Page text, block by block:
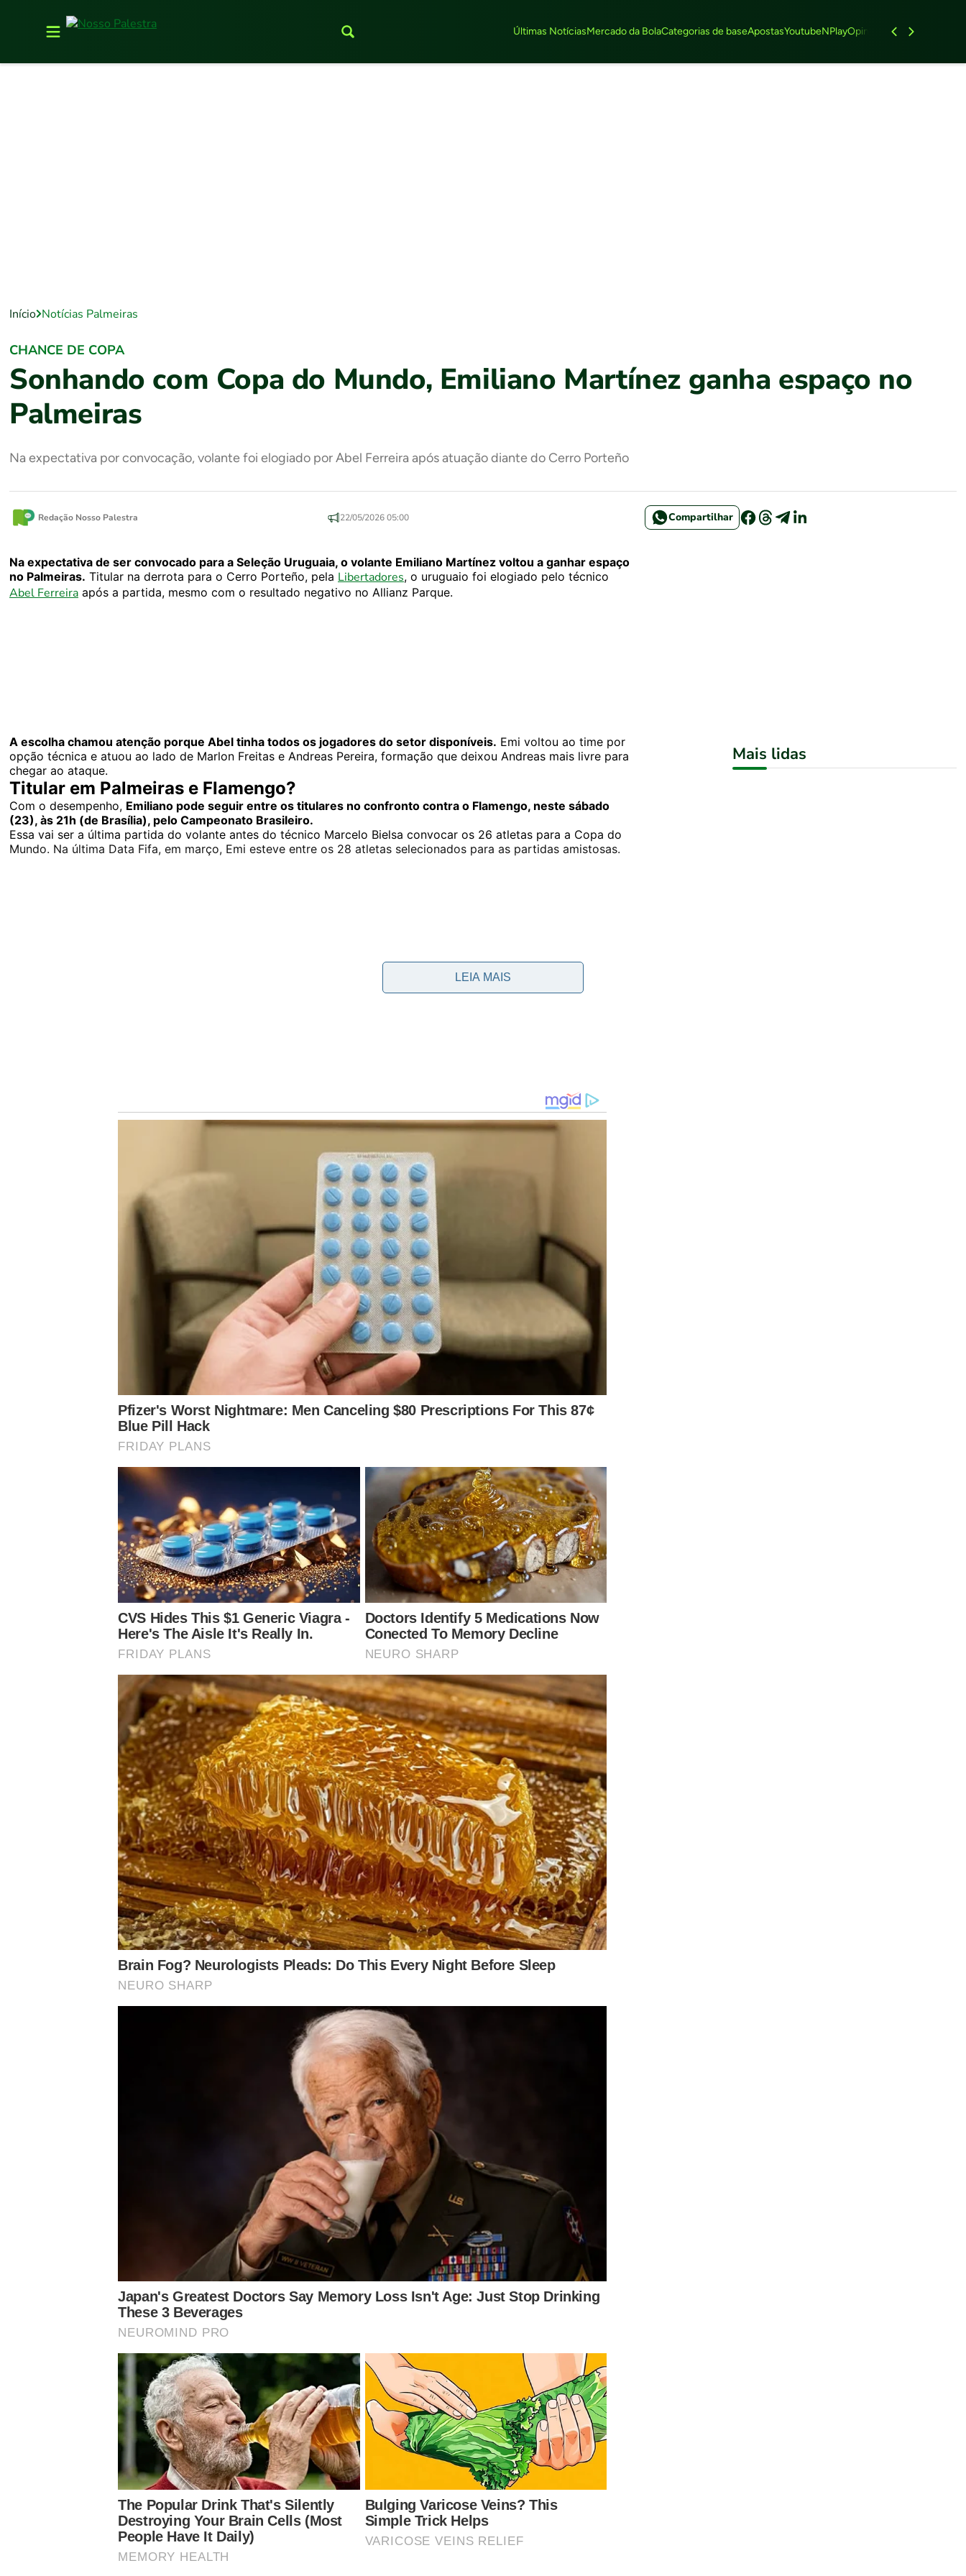
Últimas NotíciasMercado da BolaCategorias de baseApostasYoutubeNPlayOpinião Feminino
Início Notícias Palmeiras
CHANCE DE COPA
Sonhando com Copa do Mundo, Emiliano Martínez ganha espaço no
Palmeiras
Na expectativa por convocação, volante foi elogiado por Abel Ferreira após atuação diante do Cerro Porteño
Redação Nosso Palestra 22/05/2026 05:00 Compartilhar
Na expectativa de ser convocado para a Seleção Uruguaia, o volante Emiliano Martínez voltou a ganhar espaço
no Palmeiras. Titular na derrota para o Cerro Porteño, pela Libertadores, o uruguaio foi elogiado pelo técnico
Abel Ferreira após a partida, mesmo com o resultado negativo no Allianz Parque.
A escolha chamou atenção porque Abel tinha todos os jogadores do setor disponíveis. Emi voltou ao time por
opção técnica e atuou ao lado de Marlon Freitas e Andreas Pereira, formação que deixou Andreas mais livre para
chegar ao ataque.
Titular em Palmeiras e Flamengo?
Com o desempenho, Emiliano pode seguir entre os titulares no confronto contra o Flamengo, neste sábado
(23), às 21h (de Brasília), pelo Campeonato Brasileiro.
Essa vai ser a última partida do volante antes do técnico Marcelo Bielsa convocar os 26 atletas para a Copa do
Mundo. Na última Data Fifa, em março, Emi esteve entre os 28 atletas selecionados para as partidas amistosas.
No Mundial, os uruguaios estão no grupo H, junto a Arábia Saudita, Cabo Verde e Espanha. A estreia do time sul-
Segunda temporada no Palmeiras
Contratado em fevereiro de 2025, Emiliano Martinez foi um dos 12 reforços do Palmeiras naquela temporada.
Inicialmente, chegou para disputar posição com Aníbal Moreno e Richard Ríos. Depois, o setor ganhou ainda mais
concorrência com as chegadas de Lucas Evangelista e Andreas Pereira.
Mesmo após as saídas de Richard Ríos e Aníbal Moreno, o uruguaio não ganhou a sequência esperada. Com a
contratação de Marlon Freitas, passou novamente a ser opção no banco enquanto Marlon e Andreas se
consolidaram como dupla titular.
O jogador terminou o ano de 2025 muito em baixa. Na final da Libertadores, Abel Ferreira preteriu Emiliano e
Anibal para entrar em campo com o zagueiro Bruno Fuchs improvisado de volante.
Em 2026, Emi soma apenas 15 partidas, sendo sete como titular. Já em 2025, participou de 48 jogos e marcou
um gol pelo Verdão.
Antes de chegar ao Palmeiras, o volante de 25 anos teve passagem pelo Red Bull Bragantino, em 2021, e defendia
o Midtjylland, da Dinamarca. O contrato com o clube paulista vai até dezembro de 2029.
Conheça o canal do Nosso Palestra no Youtube
Siga o Nosso Palestra nas redes sociais
Jogo do Palmeiras Nosso Palestra Palmeiras Palmeiras x Flamengo Verdão
Mais lidas
LEIA MAIS